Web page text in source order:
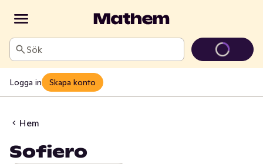
Sök
Logga in Skapa konto
Hem
Sofiero